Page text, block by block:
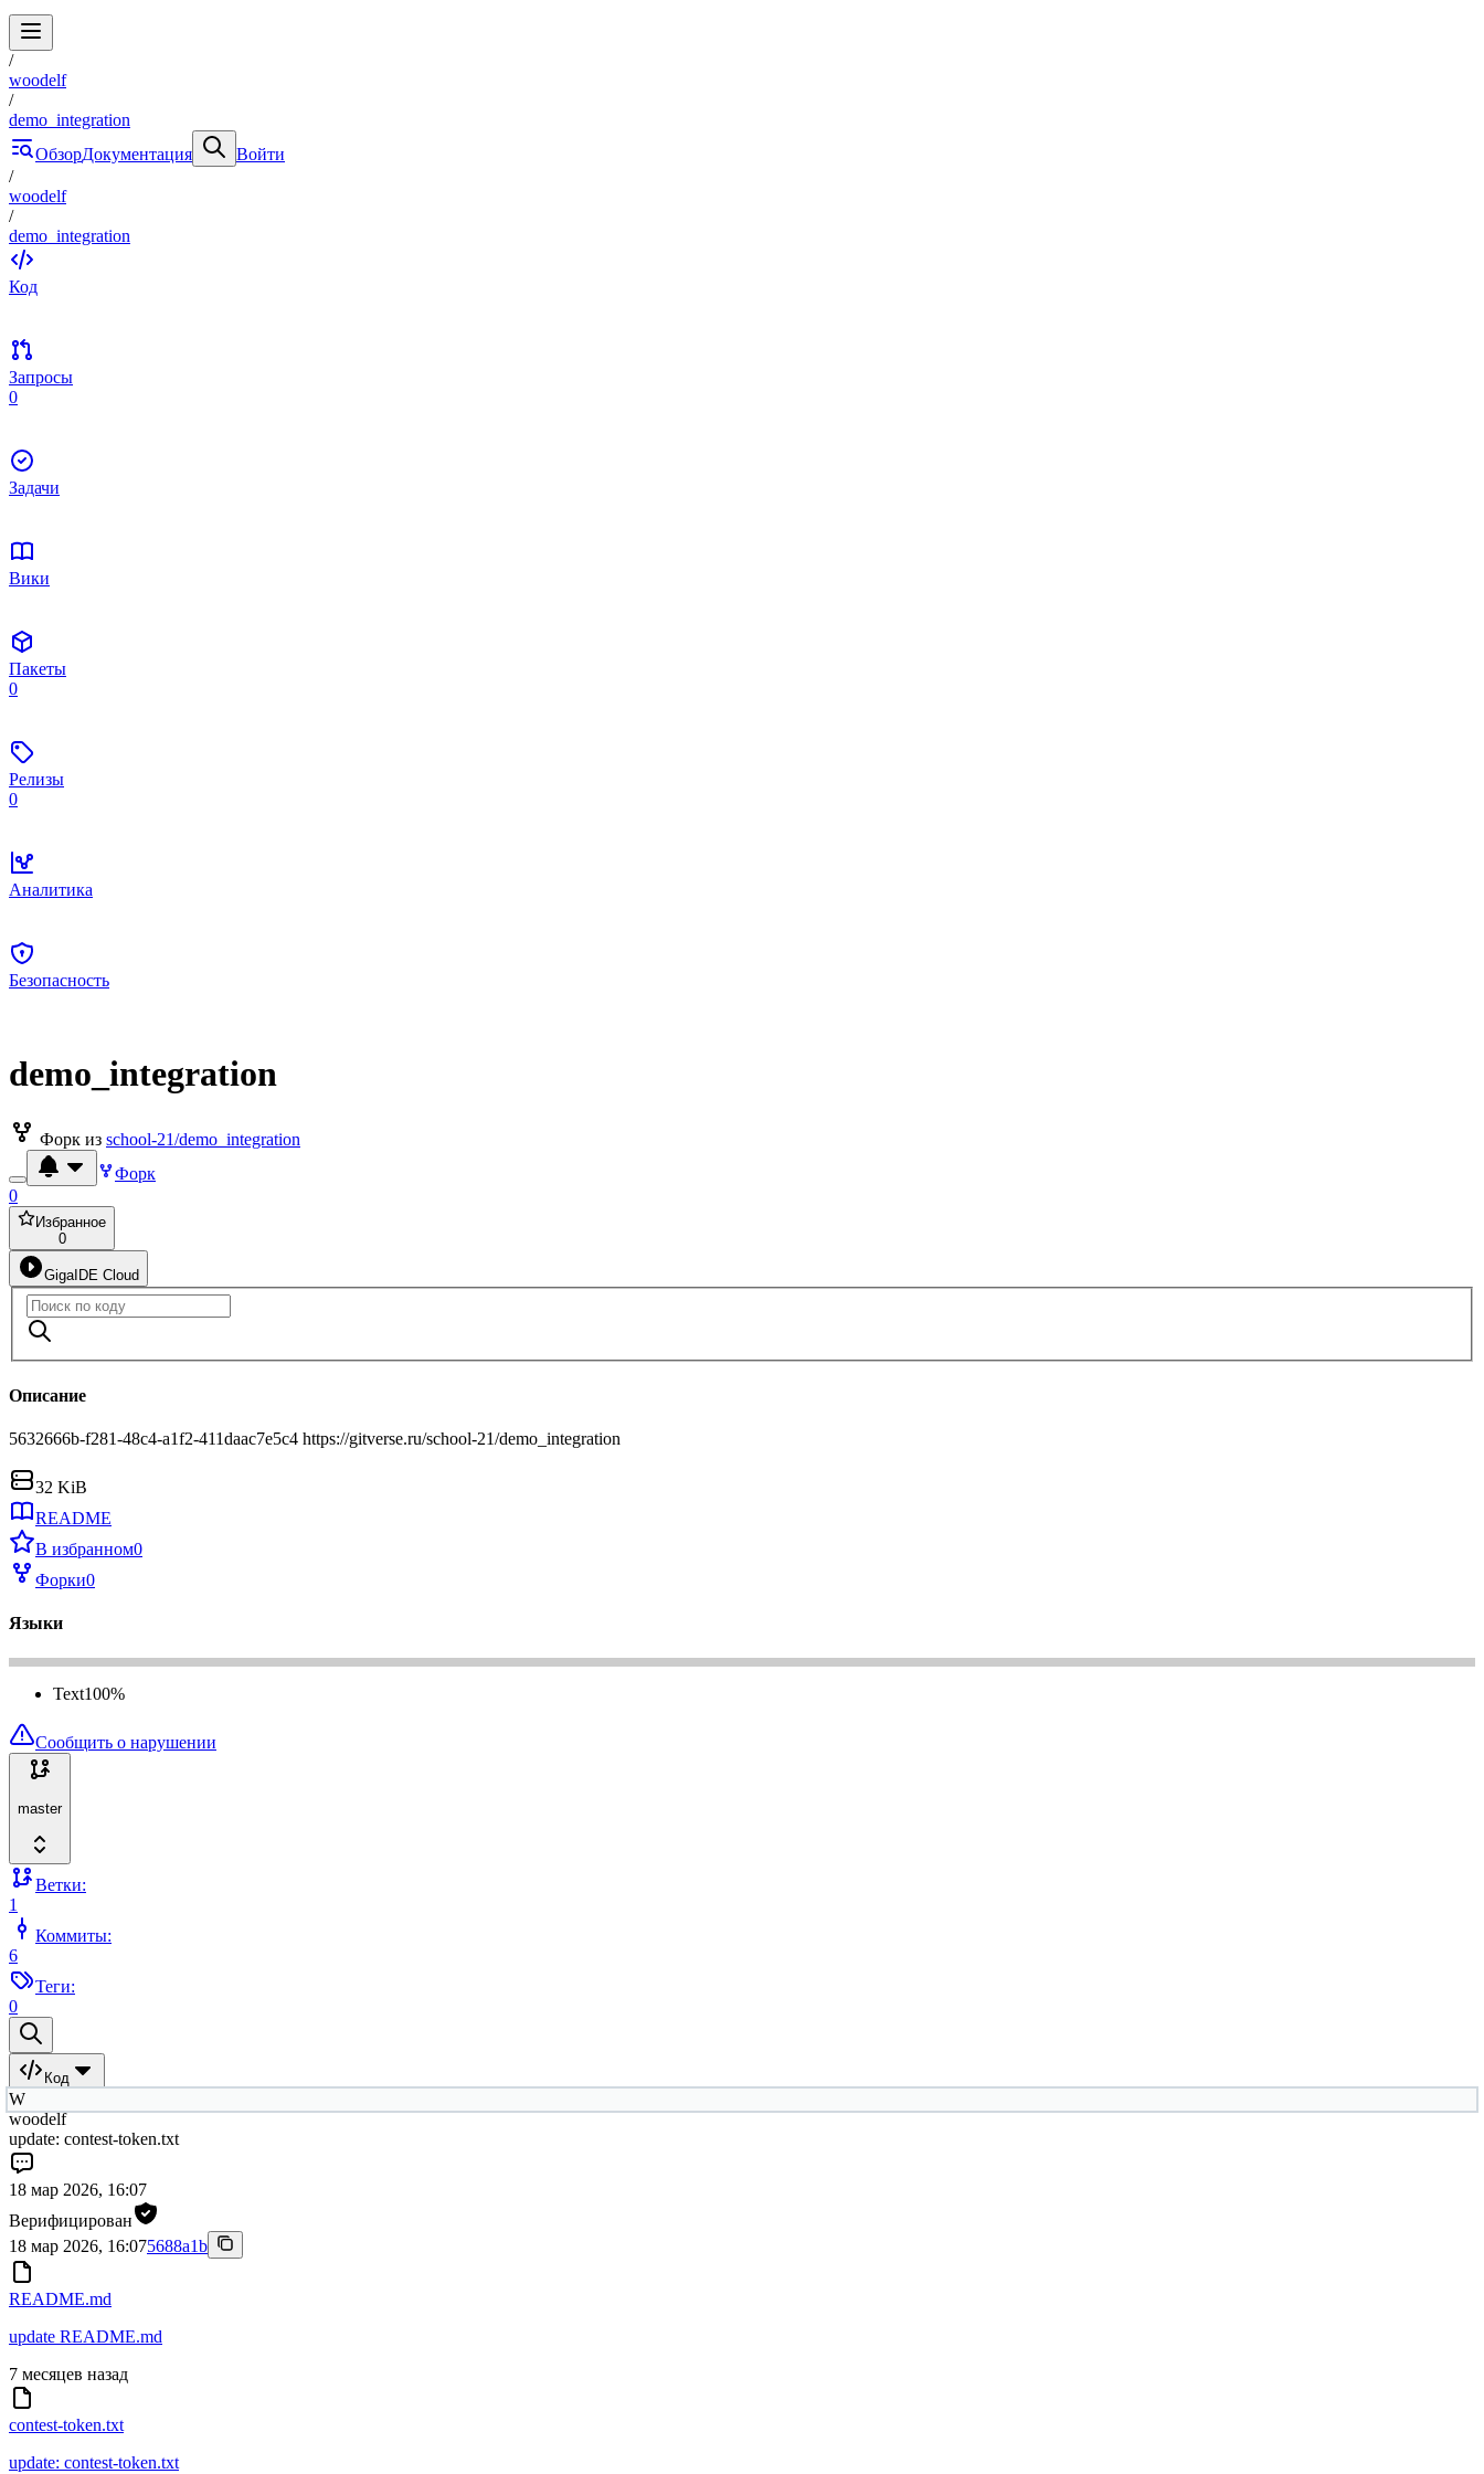
/
woodelf
/
demo_integration
ОбзорДокументация
Войти
/
woodelf
/
demo_integration
Код
Запросы
0
Задачи
Вики
Пакеты
0
Релизы
0
Аналитика
Безопасность
demo_integration
Форк из school-21/demo_integration
Форк
0
Избранное
0
GigaIDE Cloud
Описание
5632666b-f281-48c4-a1f2-411daac7e5c4 https://gitverse.ru/school-21/demo_integration
32 KiB
README
В избранном0
Форки0
Языки
Text100%
Сообщить о нарушении
master
Ветки:
1
Коммиты:
6
Теги:
0
Код
W
woodelf
update: contest-token.txt
18 мар 2026, 16:07
Верифицирован
18 мар 2026, 16:075688a1b
README.md
update README.md
7 месяцев назад
contest-token.txt
update: contest-token.txt